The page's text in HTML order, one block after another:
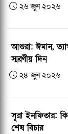
২৬ জুন ২০২৬
আশুরা: ঈমান,
স্মরণীয় দিন
২৪ জুন ২০২৬
সূরা ইনফিতার:
শেষ বিচার